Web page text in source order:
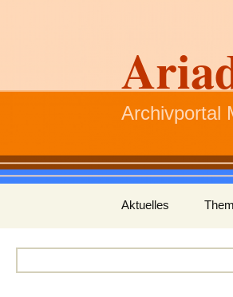
Archivportal
Inhalt
springen
Aktuelles